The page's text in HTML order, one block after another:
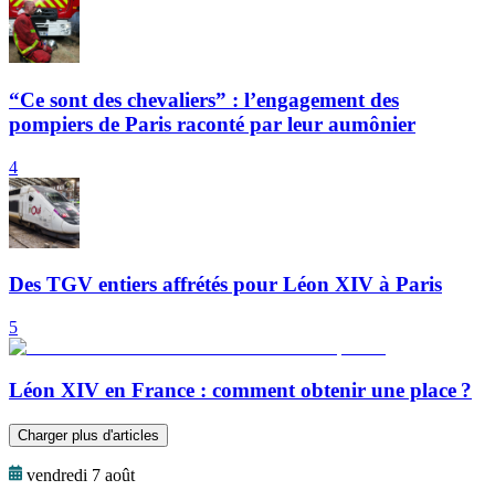
“Ce sont des chevaliers” : l’engagement des
pompiers de Paris raconté par leur aumônier
4
Des TGV entiers affrétés pour Léon XIV à Paris
5
Léon XIV en France : comment obtenir une place ?
Charger plus d'articles
vendredi 7 août